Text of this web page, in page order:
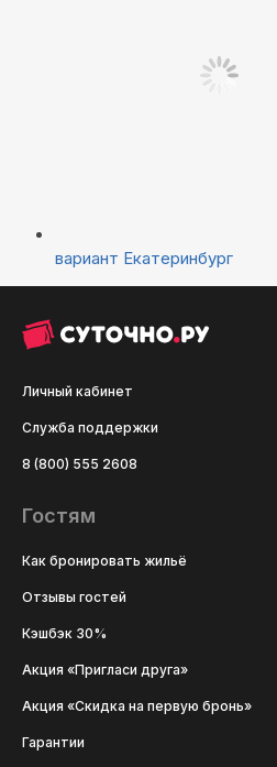
вариант Екатеринбург
Личный кабинет
Служба поддержки
8 (800) 555 2608
Гостям
Как бронировать жильё
Отзывы гостей
Кэшбэк 30%
Акция «Пригласи друга»
Акция «Скидка на первую бронь»
Гарантии